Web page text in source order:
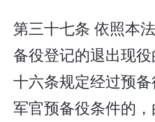
第三十七条 依照本
备役登记的退出现
十六条规定经过预
军官预备役条件的